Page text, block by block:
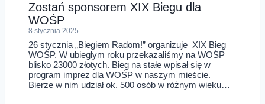
Zostań sponsorem XIX Biegu dla
WOŚP
8 stycznia 2025
26 stycznia „Biegiem Radom!” organizuje XIX Bieg
WOŚP. W ubiegłym roku przekazaliśmy na WOŚP
blisko 23000 złotych. Bieg na stałe wpisał się w
program imprez dla WOŚP w naszym mieście.
Bierze w nim udział ok. 500 osób w różnym wieku…